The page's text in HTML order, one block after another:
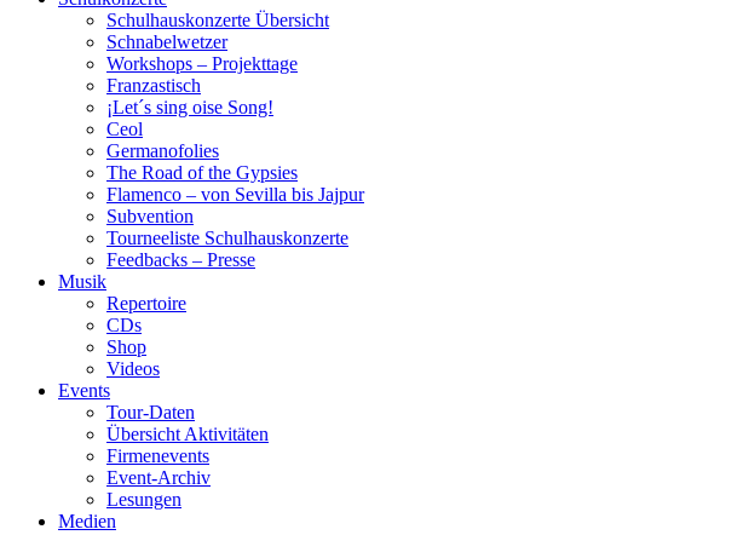
Schulhauskonzerte Übersicht
Schnabelwetzer
Workshops – Projekttage
Franzastisch
¡Let´s sing oise Song!
Ceol
Germanofolies
The Road of the Gypsies
Flamenco – von Sevilla bis Jajpur
Subvention
Tourneeliste Schulhauskonzerte
Feedbacks – Presse
Musik
Repertoire
CDs
Shop
Videos
Events
Tour-Daten
Übersicht Aktivitäten
Firmenevents
Event-Archiv
Lesungen
Medien